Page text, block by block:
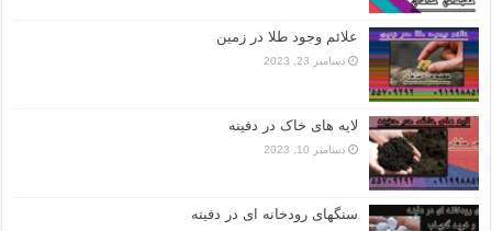
علائم وجود طلا در زمین
دسامبر 23, 2023
لایه های خاک در دفینه
دسامبر 10, 2023
سنگهای رودخانه ای در دفینه